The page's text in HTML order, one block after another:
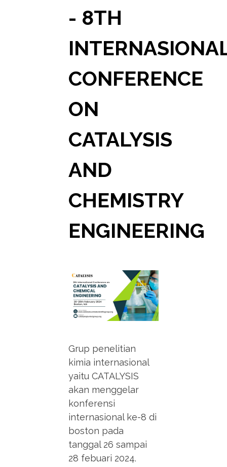
- 8TH
CONFERENCE
ON
CATALYSIS
AND
CHEMISTRY
ENGINEERING
Grup penelitian
kimia internasional
yaitu CATALYSIS
akan menggelar
konferensi
internasional ke-8 di
boston pada
tanggal 26 sampai
28 febuari 2024.